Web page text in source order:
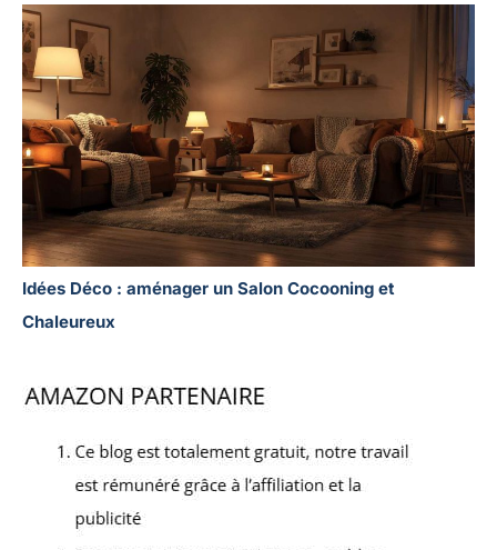
Idées Déco : aménager un Salon Cocooning et
Chaleureux